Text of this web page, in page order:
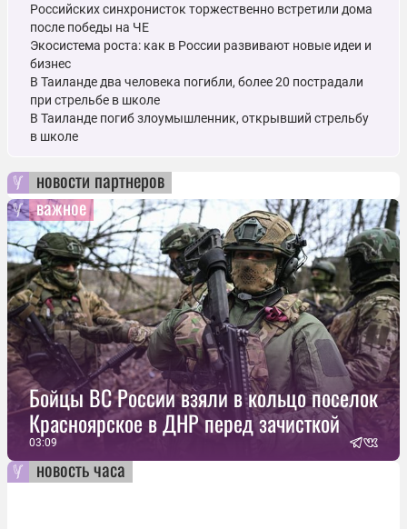
Российских синхронисток торжественно встретили дома
после победы на ЧЕ
Экосистема роста: как в России развивают новые идеи и
бизнес
В Таиланде два человека погибли, более 20 пострадали
при стрельбе в школе
В Таиланде погиб злоумышленник, открывший стрельбу
в школе
новости партнеров
важное
Бойцы ВС России взяли в кольцо поселок
Красноярское в ДНР перед зачисткой
03:09
новость часа